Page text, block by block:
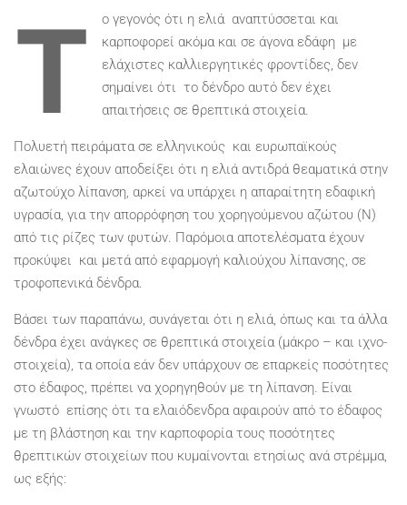
Τ
ο γεγονός ότι η ελιά αναπτύσσεται και
καρποφορεί ακόμα και σε άγονα εδάφη με
ελάχιστες καλλιεργητικές φροντίδες, δεν
σημαίνει ότι το δένδρο αυτό δεν έχει
απαιτήσεις σε θρεπτικά στοιχεία.
Πολυετή πειράματα σε ελληνικούς και ευρωπαϊκούς
ελαιώνες έχουν αποδείξει ότι η ελιά αντιδρά θεαματικά στην
αζωτούχο λίπανση, αρκεί να υπάρχει η απαραίτητη εδαφική
υγρασία, για την απορρόφηση του χορηγούμενου αζώτου (Ν)
από τις ρίζες των φυτών. Παρόμοια αποτελέσματα έχουν
προκύψει και μετά από εφαρμογή καλιούχου λίπανσης, σε
τροφοπενικά δένδρα.
Βάσει των παραπάνω, συνάγεται ότι η ελιά, όπως και τα άλλα
δένδρα έχει ανάγκες σε θρεπτικά στοιχεία (μάκρο – και ιχνο-
στοιχεία), τα οποία εάν δεν υπάρχουν σε επαρκείς ποσότητες
στο έδαφος, πρέπει να χορηγηθούν με τη λίπανση. Είναι
γνωστό επίσης ότι τα ελαιόδενδρα αφαιρούν από το έδαφος
με τη βλάστηση και την καρποφορία τους ποσότητες
θρεπτικών στοιχείων που κυμαίνονται ετησίως ανά στρέμμα,
ως εξής: